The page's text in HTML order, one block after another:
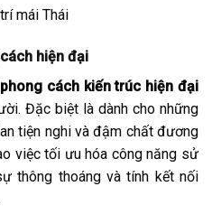
hiện đại
cách kiến trúc hiện đại
Đặc biệt là dành cho những
tiện nghi và đậm chất đương
việc tối ưu hóa công năng sử
thông thoáng và tính kết nối